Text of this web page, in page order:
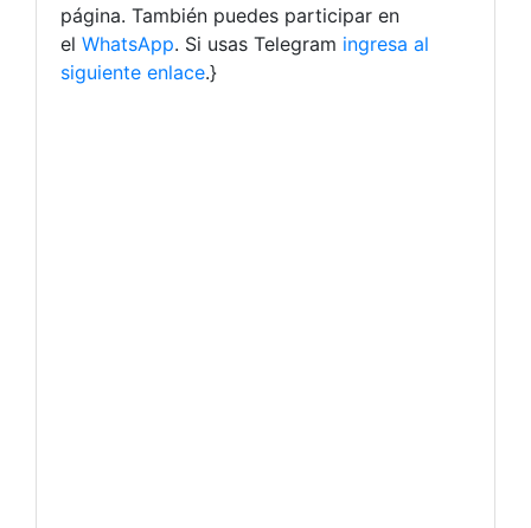
página. También puedes participar en
el WhatsApp. Si usas Telegram ingresa al
siguiente enlace.}